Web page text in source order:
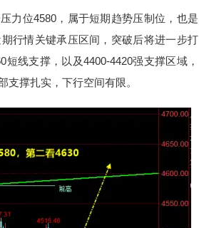
位4580，属于短期趋势压制位，也是
行情关键承压区间，突破后将进一步打
线支撑，以及4400-4420强支撑区域，
支撑扎实，下行空间有限。